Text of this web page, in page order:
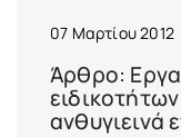
07 Μαρτίου 2012
Άρθρο:
ανθυγιεινά